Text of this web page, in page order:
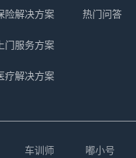
险解决方案
上门服务方案
疗解决方案
热门问答
车训师 嘟小号